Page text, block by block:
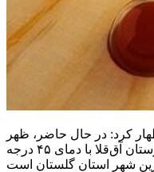
کرد: در حال حاضر، ظهر
روز دوشنبه ۱۶ خردادماه، شهرستان آق‌قلا با دمای ۴۵ درجه